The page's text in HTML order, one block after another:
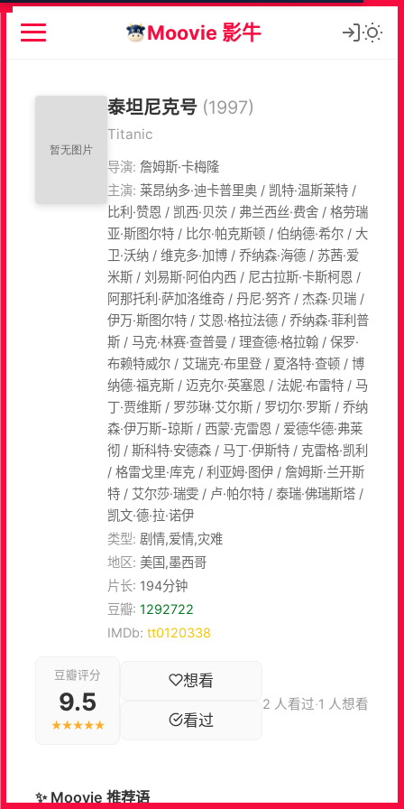
Moovie 影牛
泰坦尼克号 (1997)
Titanic
导演: 詹姆斯·卡梅隆
主演: 莱昂纳多·迪卡普里奥 / 凯特·温斯莱特 /
比利·赞恩 / 凯西·贝茨 / 弗兰西丝·费舍 / 格劳瑞
亚·斯图尔特 / 比尔·帕克斯顿 / 伯纳德·希尔 / 大
卫·沃纳 / 维克多·加博 / 乔纳森·海德 / 苏茜·爱
米斯 / 刘易斯·阿伯内西 / 尼古拉斯·卡斯柯恩 /
阿那托利·萨加洛维奇 / 丹尼·努齐 / 杰森·贝瑞 /
伊万·斯图尔特 / 艾恩·格拉法德 / 乔纳森·菲利普
斯 / 马克·林赛·查普曼 / 理查德·格拉翰 / 保罗·
布赖特威尔 / 艾瑞克·布里登 / 夏洛特·查顿 / 博
纳德·福克斯 / 迈克尔·英塞恩 / 法妮·布雷特 / 马
丁·贾维斯 / 罗莎琳·艾尔斯 / 罗切尔·罗斯 / 乔纳
森·伊万斯-琼斯 / 西蒙·克雷恩 / 爱德华德·弗莱
彻 / 斯科特·安德森 / 马丁·伊斯特 / 克雷格·凯利
/ 格雷戈里·库克 / 利亚姆·图伊 / 詹姆斯·兰开斯
特 / 艾尔莎·瑞雯 / 卢·帕尔特 / 泰瑞·佛瑞斯塔 /
凯文·德·拉·诺伊
类型: 剧情,爱情,灾难
地区: 美国,墨西哥
片长: 194分钟
豆瓣: 1292722
IMDb: tt0120338
豆瓣评分
9.5
★★★★★
想看
看过
2 人看过·1 人想看
✨ Moovie 推荐语